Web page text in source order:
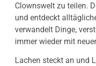
Clownswelt zu teilen.
und entdeckt
verwandelt Dinge,
immer wieder mit
Lachen steckt an und